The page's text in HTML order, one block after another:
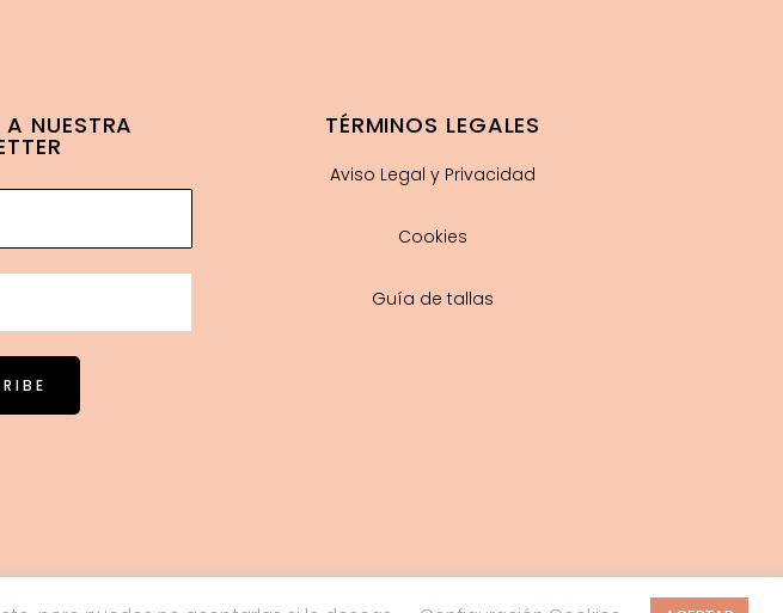
NUESTRA TÉRMINOS LEGALES
Aviso Legal y Privacidad
Cookies
Guía de tallas